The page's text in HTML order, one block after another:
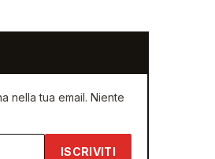
nella tua email. Niente
ISCRIVITI